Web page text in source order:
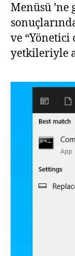
Menüsü
ve “Yönetici
yetkileriyle